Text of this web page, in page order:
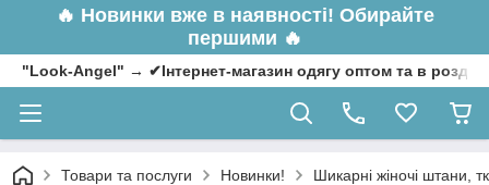
🔥 Новинки вже в наявності! Обирайте
першими 🔥
"Look-Angel" → ✔Інтернет-магазин одягу оптом та в
Товари та послуги Новинки! Шикарні жіночі штани,